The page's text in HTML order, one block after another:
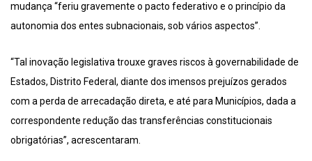
mudança “feriu gravemente o pacto federativo e o princípio da
autonomia dos entes subnacionais, sob vários aspectos”.
“Tal inovação legislativa trouxe graves riscos à governabilidade de
Estados, Distrito Federal, diante dos imensos prejuízos gerados
com a perda de arrecadação direta, e até para Municípios, dada a
correspondente redução das transferências constitucionais
obrigatórias”, acrescentaram.